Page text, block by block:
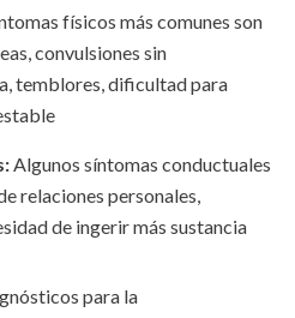
físicos más comunes son
convulsiones sin
temblores, dificultad para
Algunos síntomas conductuales
relaciones personales,
de ingerir más sustancia
para la